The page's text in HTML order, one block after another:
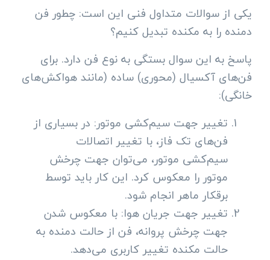
یکی از سوالات متداول فنی این است: چطور فن
دمنده را به مکنده تبدیل کنیم؟
پاسخ به این سوال بستگی به نوع فن دارد. برای
فن‌های آکسیال (محوری) ساده (مانند هواکش‌های
خانگی):
تغییر جهت سیم‌کشی موتور: در بسیاری از
فن‌های تک فاز، با تغییر اتصالات
سیم‌کشی موتور، می‌توان جهت چرخش
موتور را معکوس کرد. این کار باید توسط
برقکار ماهر انجام شود.
تغییر جهت جریان هوا: با معکوس شدن
جهت چرخش پروانه، فن از حالت دمنده به
حالت مکنده تغییر کاربری می‌دهد.